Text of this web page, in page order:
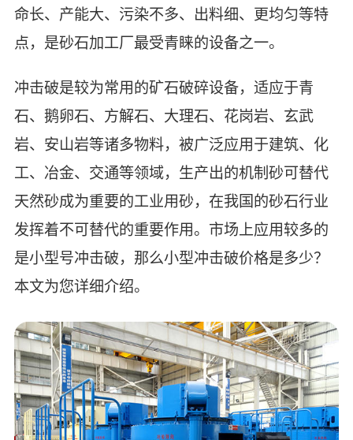
命长、产能大、污染不多、出料细、更均匀等特
点，是砂石加工厂最受青睐的设备之一。
冲击破是较为常用的矿石破碎设备，适应于青
石、鹅卵石、方解石、大理石、花岗岩、玄武
岩、安山岩等诸多物料，被广泛应用于建筑、化
工、冶金、交通等领域，生产出的机制砂可替代
天然砂成为重要的工业用砂，在我国的砂石行业
发挥着不可替代的重要作用。市场上应用较多的
是小型号冲击破，那么小型冲击破价格是多少？
本文为您详细介绍。